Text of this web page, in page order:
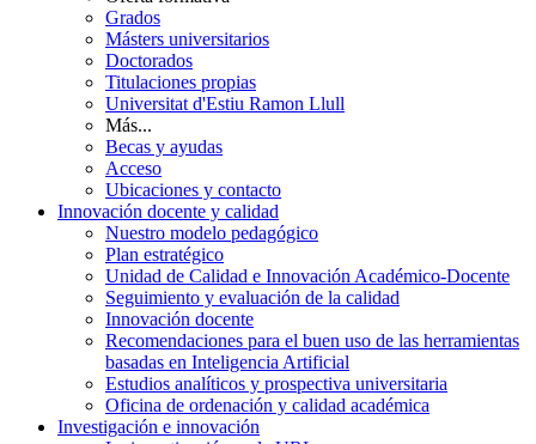
Grados
Másters universitarios
Doctorados
Titulaciones propias
Universitat d'Estiu Ramon Llull
Más...
Becas y ayudas
Acceso
Ubicaciones y contacto
Innovación docente y calidad
Nuestro modelo pedagógico
Plan estratégico
Unidad de Calidad e Innovación Académico-Docente
Seguimiento y evaluación de la calidad
Innovación docente
Recomendaciones para el buen uso de las herramientas
basadas en Inteligencia Artificial
Estudios analíticos y prospectiva universitaria
Oficina de ordenación y calidad académica
Investigación e innovación